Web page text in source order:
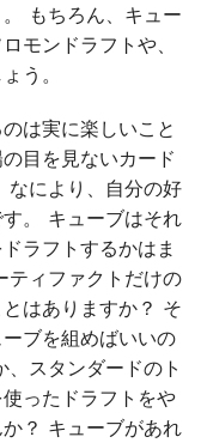
もちろん、キュー
モンドラフトや、
う。
は実に楽しいこと
目を見ないカード
なにより、自分の好
。 キューブはそれ
ラフトするかはま
ティファクトだけの
はありますか？ そ
ブを組めばいいの
スタンダードのト
ったドラフトをや
？ キューブがあれ